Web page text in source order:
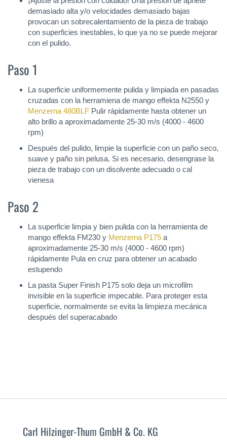
demasiado alta y/o velocidades demasiado bajas
provocan un sobrecalentamiento de la pieza de trabajo
con superficies inestables, lo que ya no se puede mejorar
con el pulido.
Paso 1
La superficie uniformemente pulida y limpiada en pasadas
cruzadas con la herramiena de mango effekta N2550 y
Menzerna 480BLF Pulir rápidamente hasta obtener un
alto brillo a aproximadamente 25-30 m/s (4000 - 4600
rpm)
Después del pulido, limpie la superficie con un paño seco,
suave y paño sin pelusa. Si es necesario, desengrase la
pieza de trabajo con un disolvente adecuado o cal
vienesa
Paso 2
La superficie limpia y bien pulida con la herramienta de
mango effekta FM230 y Menzerna P175 a
aproximadamente 25-30 m/s (4000 - 4600 rpm)
rápidamente Pula en cruz para obtener un acabado
estupendo
La pasta Super Finish P175 solo deja un microfilm
invisible en la superficie impecable. Para proteger esta
superficie, normalmente se evita la limpieza mecánica
después del superacabado
Carl Hilzinger-Thum GmbH & Co. KG